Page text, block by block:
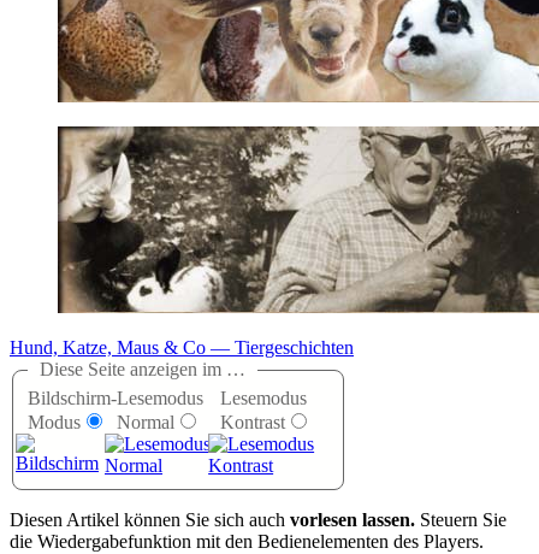
Hund, Katze, Maus & Co — Tiergeschichten
Diese Seite anzeigen im …
Bildschirm-
Modus
Lesemodus
Normal
Lesemodus
Kontrast
Diesen Artikel können Sie sich auch vorlesen lassen. Steuern Sie
die Wiedergabefunktion mit den Bedienelementen des Players.